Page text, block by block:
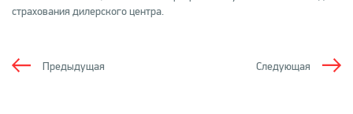
страхования дилерского центра.
Следующая
Предыдущая